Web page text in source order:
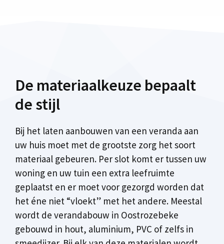
De materiaalkeuze bepaalt
de stijl
Bij het laten aanbouwen van een veranda aan
uw huis moet met de grootste zorg het soort
materiaal gebeuren. Per slot komt er tussen uw
woning en uw tuin een extra leefruimte
geplaatst en er moet voor gezorgd worden dat
het éne niet “vloekt” met het andere. Meestal
wordt de verandabouw in Oostrozebeke
gebouwd in hout, aluminium, PVC of zelfs in